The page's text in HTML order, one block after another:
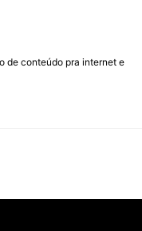
de conteúdo pra internet e